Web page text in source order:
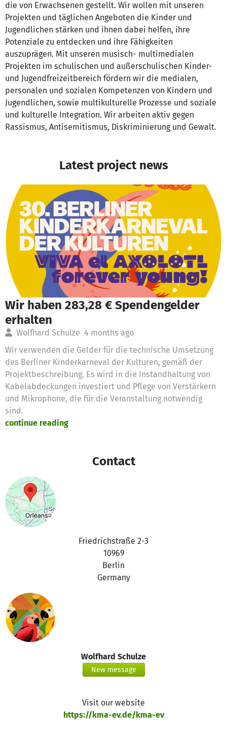
die von Erwachsenen gestellt. Wir wollen mit unseren
Projekten und täglichen Angeboten die Kinder und
Jugendlichen stärken und ihnen dabei helfen, ihre
Potenziale zu entdecken und ihre Fähigkeiten
auszuprägen. Mit unseren musisch- multimedialen
Projekten im schulischen und außerschulischen Kinder-
und Jugendfreizeitbereich fördern wir die medialen,
personalen und sozialen Kompetenzen von Kindern und
Jugendlichen, sowie multikulturelle Prozesse und soziale
und kulturelle Integration. Wir arbeiten aktiv gegen
Rassismus, Antisemitismus, Diskriminierung und Gewalt.
Latest project news
Wir haben 283,28 € Spendengelder
erhalten
Wolfhard Schulze 4 months ago
Wir verwenden die Gelder für die technische Umsetzung
des Berliner Kinderkarneval der Kulturen, gemäß der
Projektbeschreibung. Es wird in die Instandhaltung von
Kabelabdeckungen investiert und Pflege von Verstärkern
und Mikrophone, die für die Veranstaltung notwendig
sind.
continue reading
Contact
Friedrichstraße 2-3
10969
Berlin
Germany
Wolfhard Schulze
New message
Visit our website
https://kma-ev.de/kma-ev